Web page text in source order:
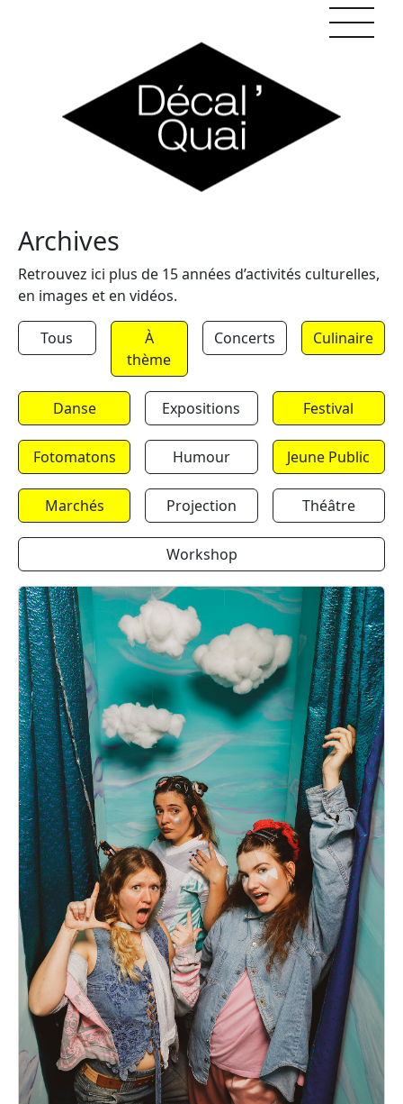
Archives
Retrouvez ici plus de 15 années d’activités culturelles,
en images et en vidéos.
Tous
À
thème
Concerts Culinaire
Danse Expositions Festival
Fotomatons Humour Jeune Public
Marchés Projection Théâtre
Workshop